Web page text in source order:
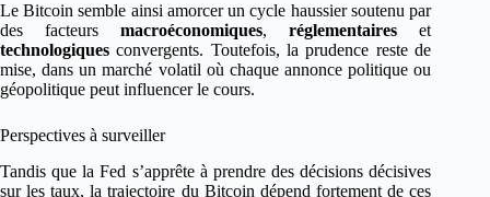
Le Bitcoin semble ainsi amorcer un cycle haussier soutenu par
des facteursmacroéconomiques,réglementaires et
technologiques convergents. Toutefois, la prudence reste de
mise, dans un marché volatil où chaque annonce politique ou
géopolitique peut influencer le cours.
Perspectives à surveiller
Tandis que la Fed s’apprête à prendre des décisions décisives
sur les taux, la trajectoire du Bitcoin dépend fortement de ces